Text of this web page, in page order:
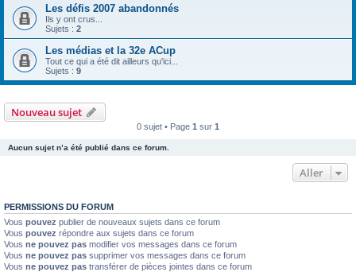
Les défis 2007 abandonnés
Ils y ont crus...
Sujets : 2
Les médias et la 32e ACup
Tout ce qui a été dit ailleurs qu'ici...
Sujets : 9
Nouveau sujet
0 sujet • Page 1 sur 1
Aucun sujet n’a été publié dans ce forum.
Aller
PERMISSIONS DU FORUM
Vous pouvez publier de nouveaux sujets dans ce forum
Vous pouvez répondre aux sujets dans ce forum
Vous ne pouvez pas modifier vos messages dans ce forum
Vous ne pouvez pas supprimer vos messages dans ce forum
Vous ne pouvez pas transférer de pièces jointes dans ce forum